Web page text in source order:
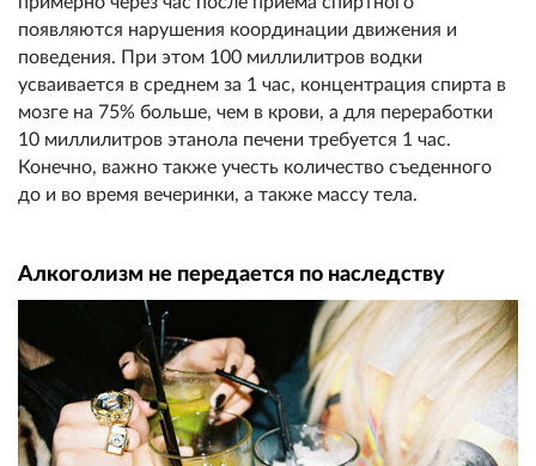
появляются нарушения координации движения и
поведения. При этом 100 миллилитров водки
усваивается в среднем за 1 час, концентрация спирта в
мозге на 75% больше, чем в крови, а для переработки
10 миллилитров этанола печени требуется 1 час.
Конечно, важно также учесть количество съеденного
до и во время вечеринки, а также массу тела.
Алкоголизм не передается по наследству